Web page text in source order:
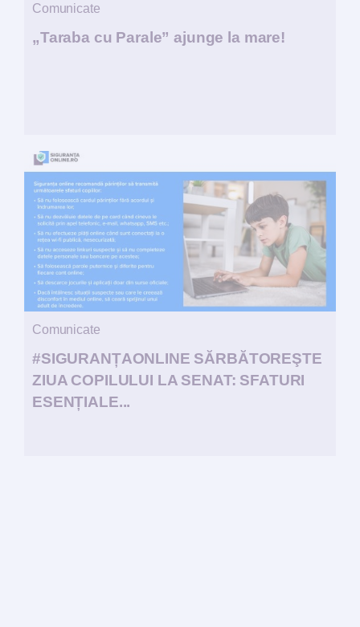
Comunicate
„Taraba cu Parale” ajunge la mare!
Comunicate
#SIGURANȚAONLINE SĂRBĂTOREŞTE
ZIUA COPILULUI LA SENAT: SFATURI
ESENȚIALE...